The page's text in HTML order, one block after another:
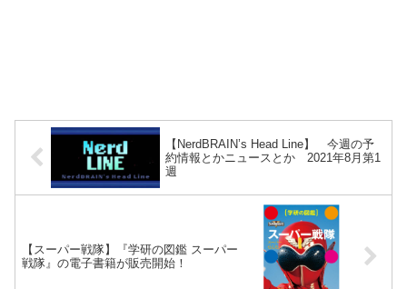
【NerdBRAIN’s Head Line】 今週の予
約情報とかニュースとか 2021年8月第1
週
【スーパー戦隊】『学研の図鑑 スーパー
戦隊』の電子書籍が販売開始！